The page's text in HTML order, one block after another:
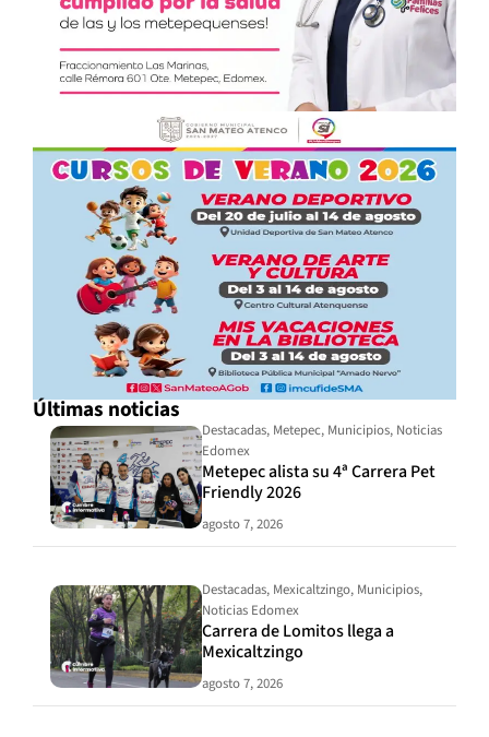
Últimas noticias
Destacadas, Metepec, Municipios, Noticias
Edomex
Metepec alista su 4ª Carrera Pet
Friendly 2026
agosto 7, 2026
Destacadas, Mexicaltzingo, Municipios,
Noticias Edomex
Carrera de Lomitos llega a
Mexicaltzingo
agosto 7, 2026